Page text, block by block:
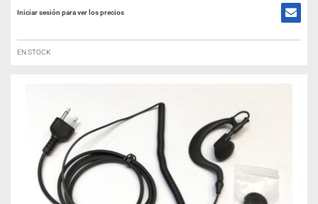
Iniciar sesión para ver los precios
EN STOCK